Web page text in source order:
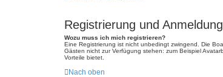
Registrierung und Anmeldung
Wozu muss ich mich registrieren?
Eine Registrierung ist nicht unbedingt zwingend. Die
Gästen nicht zur Verfügung stehen: zum Beispiel
Vorteile bietet.
Nach oben